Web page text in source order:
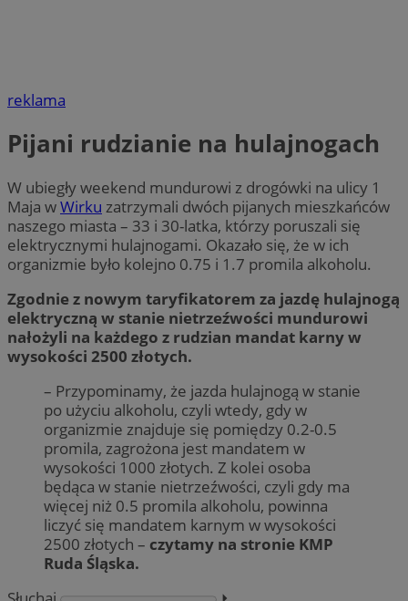
reklama
Pijani rudzianie na hulajnogach
W ubiegły weekend mundurowi z drogówki na ulicy 1
Maja wWirku zatrzymali dwóch pijanych mieszkańców
naszego miasta – 33 i 30-latka, którzy poruszali się
elektrycznymi hulajnogami. Okazało się, że w ich
organizmie było kolejno 0.75 i 1.7 promila alkoholu.
Zgodnie z nowym taryfikatorem za jazdę hulajnogą
elektryczną w stanie nietrzeźwości mundurowi
nałożyli na każdego z rudzian mandat karny w
wysokości 2500 złotych.
– Przypominamy, że jazda hulajnogą w stanie
po użyciu alkoholu, czyli wtedy, gdy w
organizmie znajduje się pomiędzy 0.2-0.5
promila, zagrożona jest mandatem w
wysokości 1000 złotych. Z kolei osoba
będąca w stanie nietrzeźwości, czyli gdy ma
więcej niż 0.5 promila alkoholu, powinna
liczyć się mandatem karnym w wysokości
2500 złotych – czytamy na stronie KMP
Ruda Śląska.